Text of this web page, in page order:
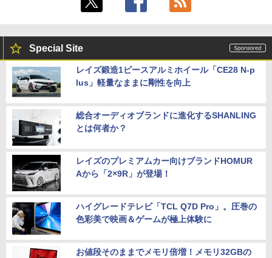
Special Site
レイズ鍛造1ピースアルミホイール「CE28 N-p
lus」軽量なままに剛性を向上
総合オーディオブランドに進化するSHANLING
とは何者か？
レイズのプレミアムカー向けブランドHOMUR
Aから「2×9R」が登場！
ハイグレードテレビ「TCL Q7D Pro」。圧巻の
色彩美で映画＆ゲームが極上体験に
お値段そのままでメモリ倍増！メモリ32GBの